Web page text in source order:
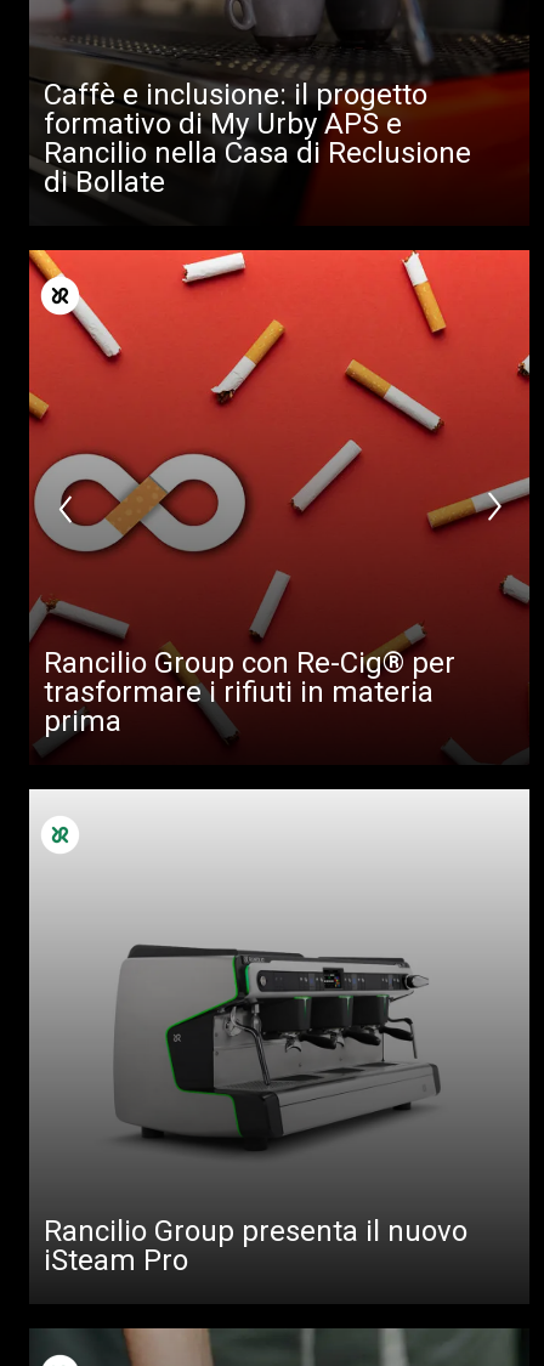
Caffè e inclusione: il progetto
formativo di My Urby APS e
Rancilio nella Casa di Reclusione
di Bollate
Rancilio Group con Re-Cig® per
trasformare i rifiuti in materia
prima
Rancilio Group presenta il nuovo
iSteam Pro